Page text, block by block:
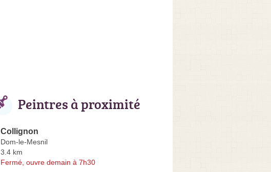
Peintres à proximité
Collignon
Dom-le-Mesnil
3.4 km
Fermé, ouvre demain à 7h30